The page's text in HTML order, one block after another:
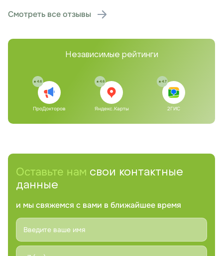
Смотреть все отзывы
Независимые рейтинги
4.6
ПроДокторов
4.6
Яндекс.Карты
4.7
2ГИС
Оставьте нам свои контактные
данные
и мы свяжемся с вами в ближайшее время